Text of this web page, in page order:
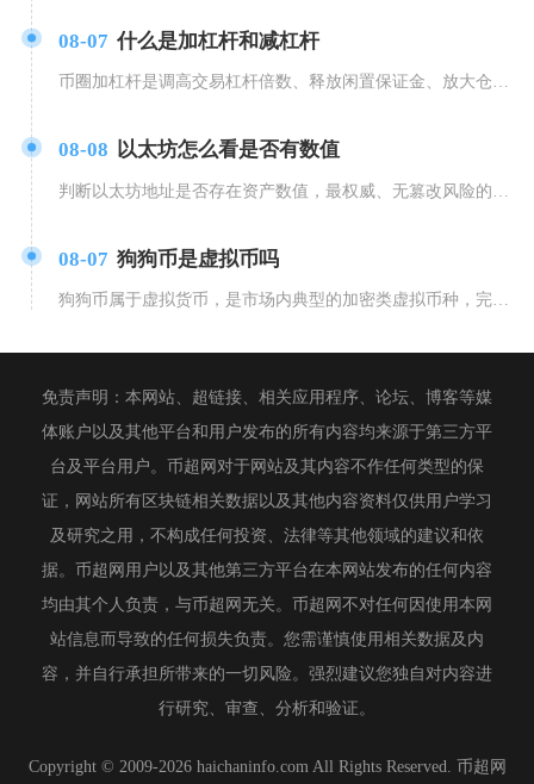
08-07 什么是加杠杆和减杠杆
08-08 以太坊怎么看是否有数值
08-07 狗狗币是虚拟币吗
狗狗币属于虚拟货币，是市场内典型的加密类虚拟币种，完全符合行业与监管层面划定的虚拟货币全部
免责声明：本网站、超链接、相关应用程序、论坛、博客等媒
体账户以及其他平台和用户发布的所有内容均来源于第三方平
台及平台用户。币超网对于网站及其内容不作任何类型的保
证，网站所有区块链相关数据以及其他内容资料仅供用户学习
及研究之用，不构成任何投资、法律等其他领域的建议和依
据。币超网用户以及其他第三方平台在本网站发布的任何内容
均由其个人负责，与币超网无关。币超网不对任何因使用本网
站信息而导致的任何损失负责。您需谨慎使用相关数据及内
容，并自行承担所带来的一切风险。强烈建议您独自对内容进
行研究、审查、分析和验证。
Copyright © 2009-2026 haichaninfo.com All Rights Reserved. 币超网